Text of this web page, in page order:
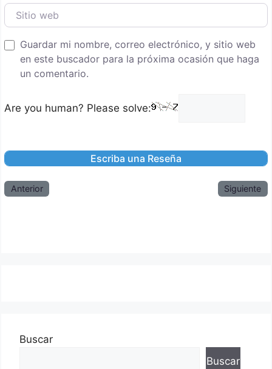
Sitio web
Guardar mi nombre, correo electrónico, y sitio web
en este buscador para la próxima ocasión que haga
un comentario.
Are you human? Please solve:
Anterior Siguiente
Buscar
Buscar